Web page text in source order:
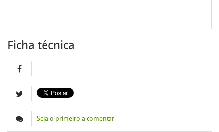
Ficha técnica
Seja o primeiro a comentar